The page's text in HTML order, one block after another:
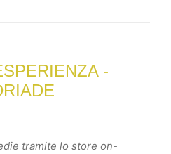
-
tramite lo store on-